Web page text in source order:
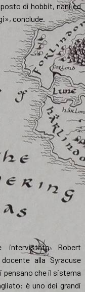
di hobbit, nani ed
conclude.
intervistato Robert
alla Syracuse
che il sistema
è uno dei grandi